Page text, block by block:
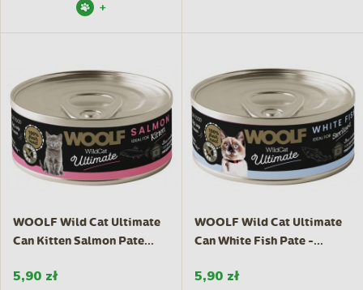
+
WOOLF Wild Cat Ultimate
Can Kitten Salmon Pate...
5,90 zł
WOOLF Wild Cat Ultimate
Can White Fish Pate -...
5,90 zł